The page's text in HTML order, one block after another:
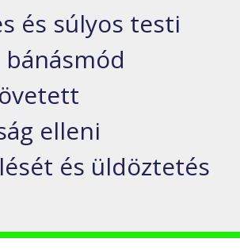
és súlyos testi
elleni
és üldöztetés